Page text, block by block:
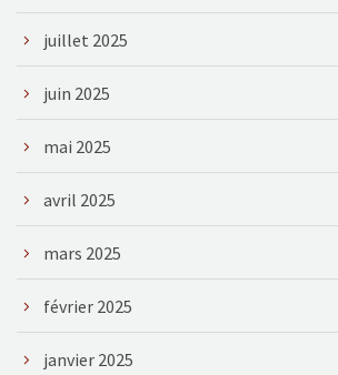
juillet 2025
juin 2025
mai 2025
avril 2025
mars 2025
février 2025
janvier 2025